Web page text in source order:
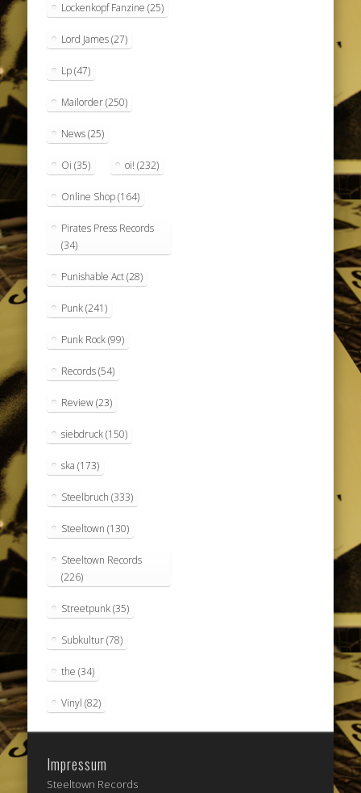
Lockenkopf Fanzine (25)
Lord James(27)
Lp(47)
Mailorder(250)
News(25)
Oi (35) oi! (232)
Online Shop(164)
Pirates Press Records
(34)
Punishable Act(28)
Punk(241)
Punk Rock(99)
Records(54)
Review(23)
siebdruck(150)
ska (173)
Steelbruch (333)
Steeltown (130)
Steeltown Records
(226)
Streetpunk(35)
Subkultur(78)
the (34)
Vinyl (82)
Impressum
Steeltown Records